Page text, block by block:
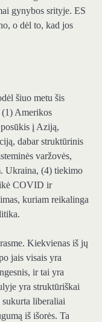
gynybos srityje. ES
o dėl to, kad jos
šiuo metu šis
(1) Amerikos
į Aziją,
dabar struktūrinis
varžovės,
Ukraina, (4) tiekimo
COVID ir
kuriam reikalinga
Kiekvienas iš jų
jais visais yra
ir tai yra
yra struktūriškai
liberaliai
iš išorės. Ta